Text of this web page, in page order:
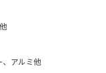
、アルミ他